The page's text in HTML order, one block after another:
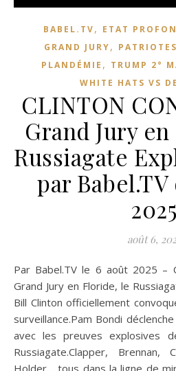
BABEL.TV, ETAT
GRAND JURY,
PLANDÉMIE , TRUMP 2°
WHITE HATS VS
CLINTON
Grand Jury
Russiagate
par
2025
août 6,
Par Babel.TV le 6 août 2025 – CLINTON CONVOQUÉS :
Grand Jury en Floride, le
Bill Clinton officiellement
surveillance.Pam Bondi
avec les preuves explosives
Russiagate.Clapper, Brennan,